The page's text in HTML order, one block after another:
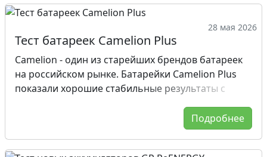
28 мая 2026
Тест батареек Camelion Plus
Camelion - один из старейших брендов батареек
на российском рынке. Батарейки Camelion Plus
показали хорошие стабильные результаты с
начальному напряжению и ёмкости. Результаты
теста подтверждают высокий уровень
Подробнее